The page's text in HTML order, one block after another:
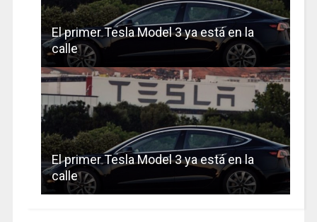
El primer Tesla Model 3 ya está en la
calle
El primer Tesla Model 3 ya está en la
calle